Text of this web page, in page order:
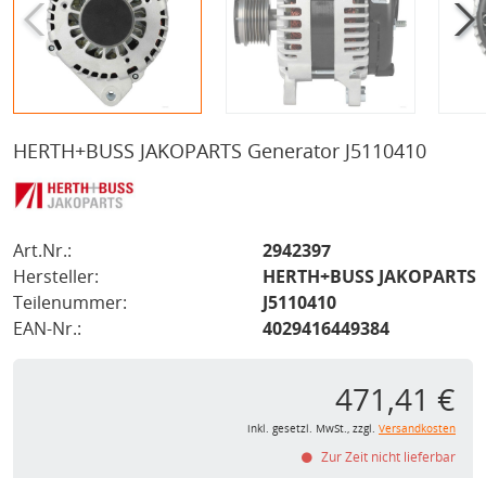
HERTH+BUSS JAKOPARTS Generator J5110410
Art.Nr.:
2942397
Hersteller:
HERTH+BUSS JAKOPARTS
Teilenummer:
J5110410
EAN-Nr.:
4029416449384
471,41 €
inkl. gesetzl. MwSt., zzgl. Versandkosten
Zur Zeit nicht lieferbar